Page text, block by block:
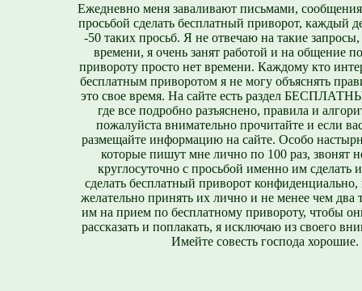
Ежедневно меня заваливают письмами,
просьбой сделать бесплатный приворот, каждый
-50 таких просьб. Я не отвечаю на такие
времени, я очень занят работой и на общение
привороту просто нет времени. Каждому кто
бесплатным приворотом я не могу объяснять
это свое время. На сайте есть раздел
где все подробно разъяснено, правила и
пожалуйста внимательно прочитайте и если
размещайте информацию на сайте. Особо
которые пишут мне лично по 100 раз, звонят
круглосуточно с просьбой именно им сделать
сделать бесплатный приворот конфиденциально,
желательно принять их лично и не менее чем два
им на прием по бесплатному привороту, чтобы
рассказать и поплакать, я исключаю из своего
Имейте совесть господа хорошие.